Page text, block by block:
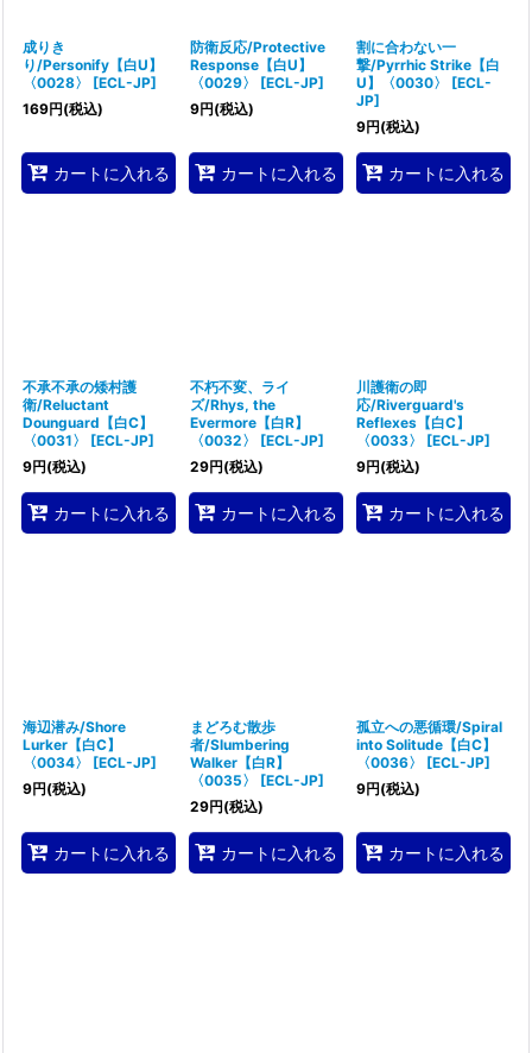
成りき
り/Personify【白U】
〈0028〉
[ECL-JP]
169円(税込)
カートに入れる
防衛反応/Protective
Response【白U】
〈0029〉
[ECL-JP]
9円(税込)
カートに入れる
割に合わない一
撃/Pyrrhic Strike【白
U】〈0030〉
[ECL-
JP]
9円(税込)
カートに入れる
不承不承の矮村護
衛/Reluctant
Dounguard【白C】
〈0031〉
[ECL-JP]
9円(税込)
カートに入れる
不朽不変、ライ
ズ/Rhys, the
Evermore【白R】
〈0032〉
[ECL-JP]
29円(税込)
カートに入れる
川護衛の即
応/Riverguard's
Reflexes【白C】
〈0033〉
[ECL-JP]
9円(税込)
カートに入れる
海辺潜み/Shore
Lurker【白C】
〈0034〉
[ECL-JP]
9円(税込)
カートに入れる
まどろむ散歩
者/Slumbering
Walker【白R】
〈0035〉
[ECL-JP]
29円(税込)
カートに入れる
孤立への悪循環/Spiral
into Solitude【白C】
〈0036〉
[ECL-JP]
9円(税込)
カートに入れる